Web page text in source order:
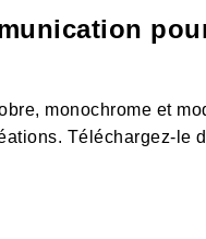
monochrome et
Téléchargez-le